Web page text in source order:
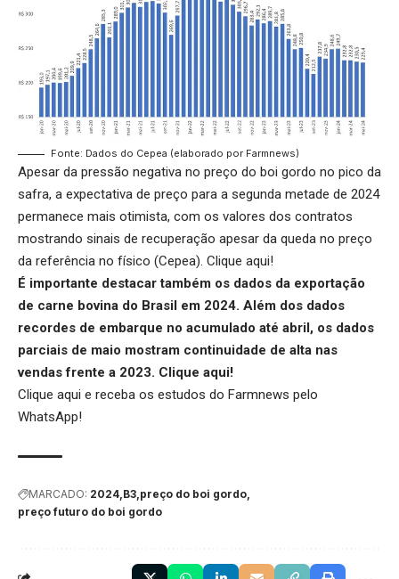
Fonte: Dados do Cepea (elaborado por Farmnews)
Apesar da pressão negativa no preço do boi gordo no pico da
safra, a expectativa de preço para a segunda metade de 2024
permanece mais otimista, com os valores dos contratos
mostrando sinais de recuperação apesar da queda no preço
da referência no físico (Cepea). Clique aqui!
É importante destacar também os dados da exportação
de carne bovina do Brasil em 2024. Além dos dados
recordes de embarque no acumulado até abril, os dados
parciais de maio mostram continuidade de alta nas
vendas frente a 2023. Clique aqui!
Clique aqui e receba os estudos do Farmnews pelo
WhatsApp!
MARCADO: 2024 B3 preço do boi gordo
preço futuro do boi gordo